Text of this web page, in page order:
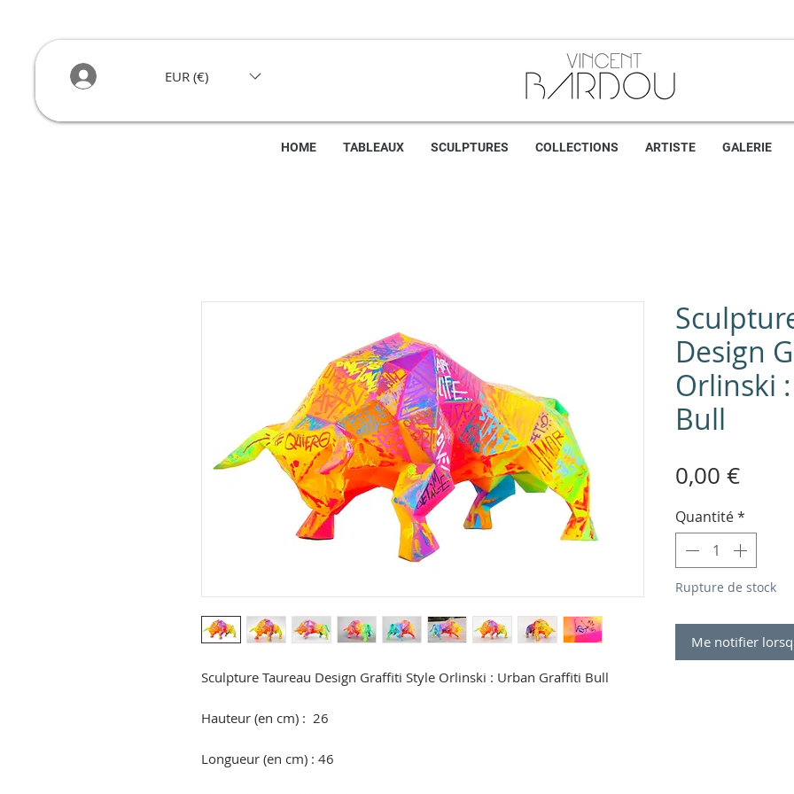
EUR (€)
HOME TABLEAUX SCULPTURES COLLECTIONS ARTISTE GALERIE
Sculpture Taureau Design Graffiti Style Orlinski : Urban Graffiti Bull
Hauteur (en cm) : 26
Longueur (en cm) : 46
Design
Orlinski
Bull
0,00 €Prix
Quantité*
Rupture de stock
Me notifier